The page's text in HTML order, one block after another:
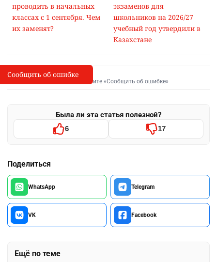
проводить в начальных
классах с 1 сентября. Чем
их заменят?
экзаменов для
школьников на 2026/27
учебный год утвердили в
Казахстане
I
Сообщить об опечатке
Выделите фрагмент и нажмите «Сообщить об ошибке»
Была ли эта статья полезной?
6 17
Поделиться
WhatsApp Telegram
VK Facebook
Ещё по теме
Сообщить об ошибке